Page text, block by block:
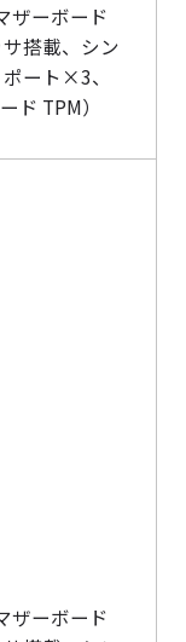
ザーボード
サ搭載、シン
ート×3、
ド TPM）
ザーボード